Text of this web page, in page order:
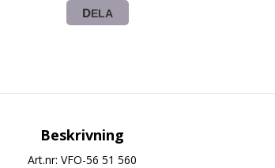
DELA
Beskrivning
Art.nr: VFO-56 51 560